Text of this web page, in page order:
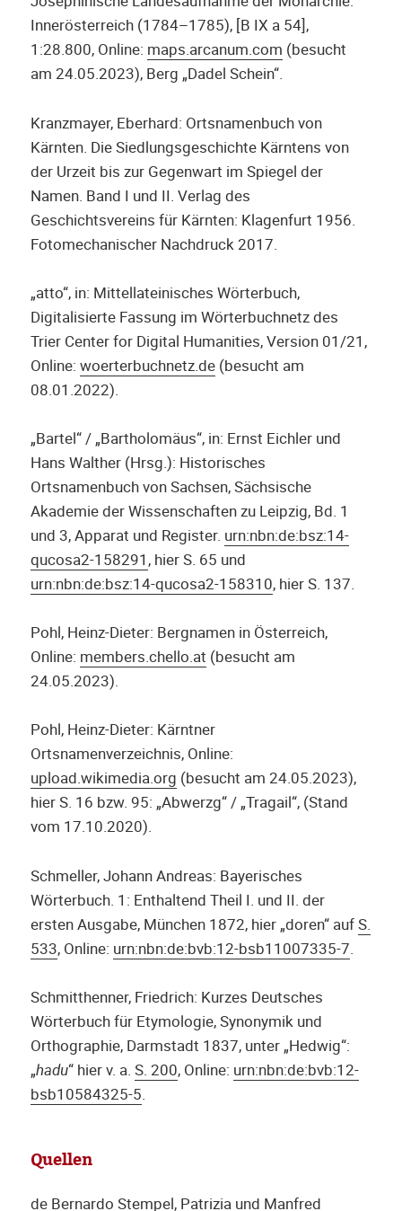
Innerösterreich (1784–1785), [B IX a 54],
1:28.800, Online: maps.arcanum.com (besucht
am 24.05.2023), Berg „Dadel Schein“.
Kranzmayer, Eberhard: Ortsnamenbuch von
Kärnten. Die Siedlungsgeschichte Kärntens von
der Urzeit bis zur Gegenwart im Spiegel der
Namen. Band I und II. Verlag des
Geschichtsvereins für Kärnten: Klagenfurt 1956.
Fotomechanischer Nachdruck 2017.
„atto“, in: Mittellateinisches Wörterbuch,
Digitalisierte Fassung im Wörterbuchnetz des
Trier Center for Digital Humanities, Version 01/21,
Online:woerterbuchnetz.de (besucht am
08.01.2022).
„Bartel“ / „Bartholomäus“, in: Ernst Eichler und
Hans Walther (Hrsg.): Historisches
Ortsnamenbuch von Sachsen, Sächsische
Akademie der Wissenschaften zu Leipzig, Bd. 1
und 3, Apparat und Register. urn:nbn:de:bsz:14-
qucosa2-158291 , hier S. 65 und
urn:nbn:de:bsz:14-qucosa2-158310, hier S. 137.
Pohl, Heinz-Dieter: Bergnamen in Österreich,
Online: members.chello.at (besucht am
24.05.2023).
Pohl, Heinz-Dieter: Kärntner
Ortsnamenverzeichnis, Online:
upload.wikimedia.org (besucht am 24.05.2023),
hier S. 16 bzw. 95: „Abwerzg“ / „Tragail“, (Stand
vom 17.10.2020).
Schmeller, Johann Andreas: Bayerisches
Wörterbuch. 1: Enthaltend Theil I. und II. der
ersten Ausgabe, München 1872, hier „doren“ aufS.
533, Online: urn:nbn:de:bvb:12-bsb11007335-7
Schmitthenner, Friedrich: Kurzes Deutsches
Wörterbuch für Etymologie, Synonymik und
Orthographie, Darmstadt 1837, unter „Hedwig“:
„hadu“ hier v. a.S. 200, Online: urn:nbn:de:bvb:12-
bsb10584325-5.
Quellen
de Bernardo Stempel, Patrizia und Manfred